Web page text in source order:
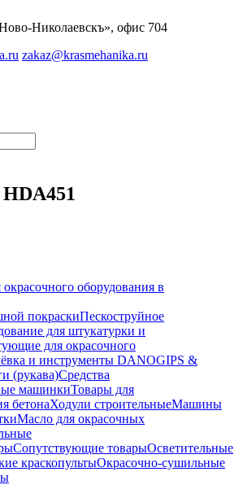
Николаевскъ», офис 704
zakaz@krasmehanika.ru
оборудования в
покраскиПескоструйное
для штукатурки и
для окрасочного
и инструменты DANOGIPS &
(рукава)Средства
машинкиТовары для
бетонаХодули строительныеМашины
Масло для окрасочных
Сопутствующие товарыОсветительные
краскопультыОкрасочно-сушильные